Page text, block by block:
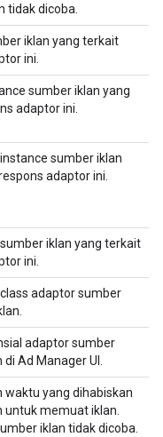
tidak dicoba.
iklan yang terkait
ini.
sumber iklan yang
adaptor ini.
sumber iklan
adaptor ini.
iklan yang terkait
ini.
adaptor sumber
adaptor sumber
Ad Manager UI.
waktu yang dihabiskan
memuat iklan.
iklan tidak dicoba.